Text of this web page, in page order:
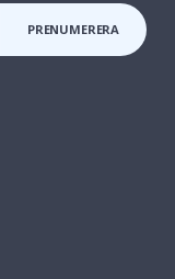
PRENUMERERA